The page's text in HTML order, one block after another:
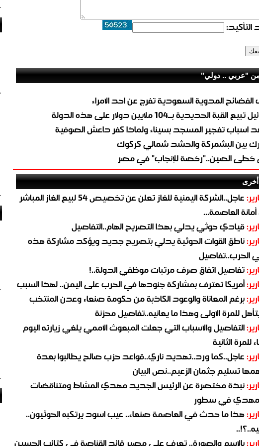
من "عربي .. دولي"
المدوية السعودية تفرج عن احد الامراء
القبة الحديدية بــ104 ملايين دولار على هذه الدولة
اسباب تفجير المسجد بسيناء ولماذا كفر داعش الصوفية
بين البشمركة والحشد شمالي كركوك
خطى الصين.."رخصة للإنجاب" في مصر
أخرى
عاجل..الشركة اليمنية للغاز تعلن عن تخصيص 54 لبيع الغاز المباشر
العاصمة...
قيادي حوثي يدلي بهذا التصريح الهام..التفاصيل
ناطق القوات الحوثية يدلي بتصريح جديد ويؤكد مشاركة هذه
الحرب..تفاصيل
تفاصيل اتفاق صرف مرتبات موظفي الدولة..!
أمريكا تعترف بمشاركة جنودها في الحرب على اليمن.. لهذا السبب
برغم المعاناة والوعود الكاذبة من حكومة صنعاء وعدن المنتخب
للمرة الاولى وهذا ما يعانيه..تفاصيل محزنة
التفاصيل والاسباب التي جعلت المبعوث الأممي يلغي زيارته اليوم
الثانية
عاجل..كما ورد..تهديد ناري..قواعد حزب صالح يطالبوا بعدة
تسليم جثمان الزعيم..نص البيان
نبذة مختصرة عن الرئيس الجديد مهدي المشاط ومتناقضات
في سطور
هذا ما حدث في العاصمة صنعاء.. عيب اسود يرتكبه الحوثيون..
بالاسم والصورة.. تعرف على مصير قائد القناصة في كتائب الحسين